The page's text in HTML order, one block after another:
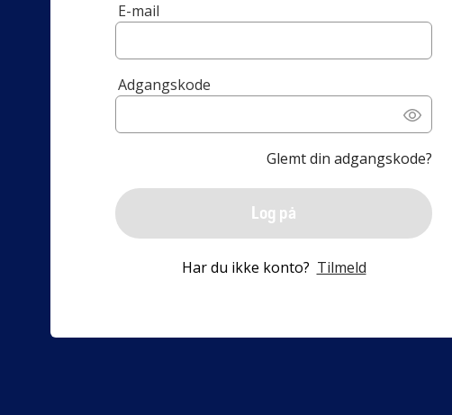
E-mail
Adgangskode
Glemt din adgangskode?
Log på
Har du ikke konto? Tilmeld